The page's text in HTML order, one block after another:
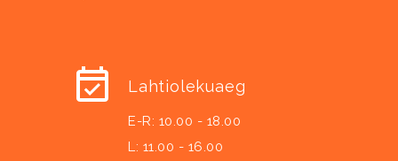
Lahtiolekuaeg
E-R: 10.00 - 18.00
L: 11.00 - 16.00